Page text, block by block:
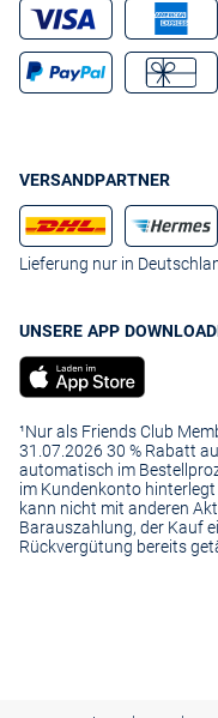
VERSANDPARTNER
Lieferung nur in
UNSERE APP
¹Nur als Friends Club
31.07.2026 30 % Rabatt
automatisch im
im Kundenkonto
kann nicht mit anderen
Barauszahlung, der Kauf
Rückvergütung bereits